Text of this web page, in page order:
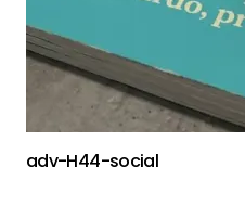
adv-H44-social